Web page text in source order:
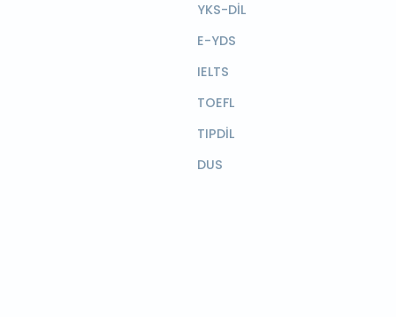
YKS-DİL
E-YDS
IELTS
TOEFL
TIPDİL
DUS